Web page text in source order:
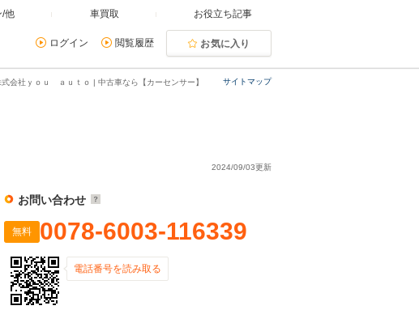
/他 車買取 お役立ち記事
ログイン 閲覧履歴 お気に入り
サイトマップ
式会社ｙｏｕ ａｕｔｏ | 中古車なら【カーセンサー】
2024/09/03更新
お問い合わせ
無料 0078-6003-116339
電話番号を読み取る